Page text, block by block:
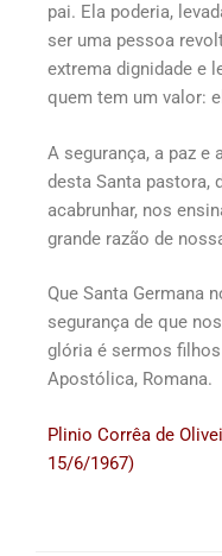
pai. Ela poderia,
ser uma pessoa
extrema dignidade e
quem tem um valor:
A segurança, a paz e
desta Santa pastora,
acabrunhar, nos
grande razão de
Que Santa Germana
segurança de que
glória é sermos
Apostólica, Romana.
Plinio Corrêa de
15/6/1967)